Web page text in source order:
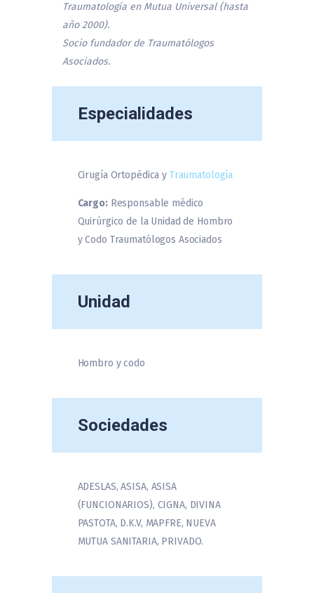
Traumatología en Mutua Universal (hasta
año 2000).
Socio fundador de Traumatólogos
Asociados.
Especialidades
Cirugía Ortopédica y Traumatología
Cargo:Responsable médico
Quirúrgico de la Unidad de Hombro
y Codo Traumatólogos Asociados
Unidad
Hombro y codo
Sociedades
ADESLAS, ASISA, ASISA
(FUNCIONARIOS), CIGNA, DIVINA
PASTOTA, D.K.V, MAPFRE, NUEVA
MUTUA SANITARIA, PRIVADO.